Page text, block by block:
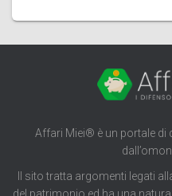
Affari Miei® è un portale di
Il sito tratta argomenti legati